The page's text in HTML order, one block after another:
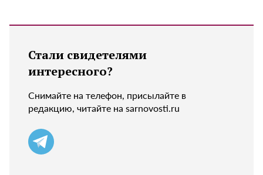
Стали свидетелями
интересного?
Снимайте на телефон, присылайте в
редакцию, читайте на sarnovosti.ru